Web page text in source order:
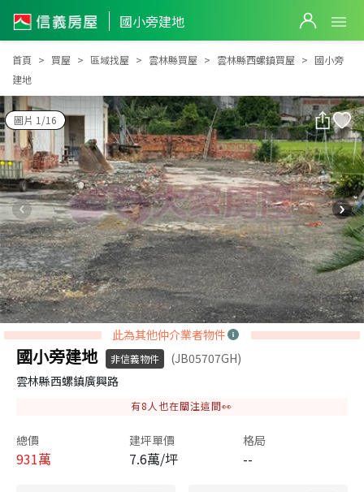
國小旁建地
國小旁建地
首頁 買屋 區域找屋 雲林縣買屋 雲林縣西螺鎮買屋
國小旁
建地
圖片 1/16
此為其他仲介業者物件
國小旁建地 非信義物件
(JB05707GH)
雲林縣西螺鎮廣興路
有8 人也在關注這間👀
總價
931萬
建坪單價
7.6萬/坪
格局
--